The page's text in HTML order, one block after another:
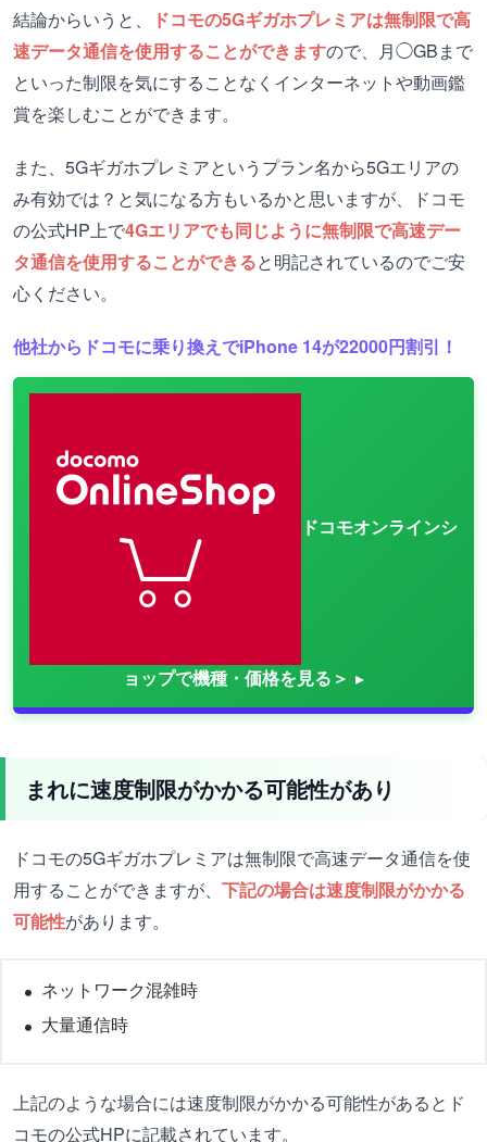
結論からいうと、
ドコモの5Gギガホプレミアは無制限で高
速データ通信を使用することができますので、月◯GBまで
といった制限を気にすることなくインターネットや動画鑑
賞を楽しむことができます。
また、5Gギガホプレミアというプラン名から5Gエリアの
み有効では？と気になる方もいるかと思いますが、ドコモ
の公式HP上で4Gエリアでも同じように無制限で高速デー
タ通信を使用することができると明記されているのでご安
心ください。
他社からドコモに乗り換えでiPhone 14が22000円割引！
ドコモオンラインシ
ョップで機種・価格を見る＞
まれに速度制限がかかる可能性があり
ドコモの5Gギガホプレミアは無制限で高速データ通信を使
用することができますが、 下記の場合は速度制限がかかる
可能性があります。
ネットワーク混雑時
大量通信時
上記のような場合には速度制限がかかる可能性があるとド
コモの公式HPに記載されています。